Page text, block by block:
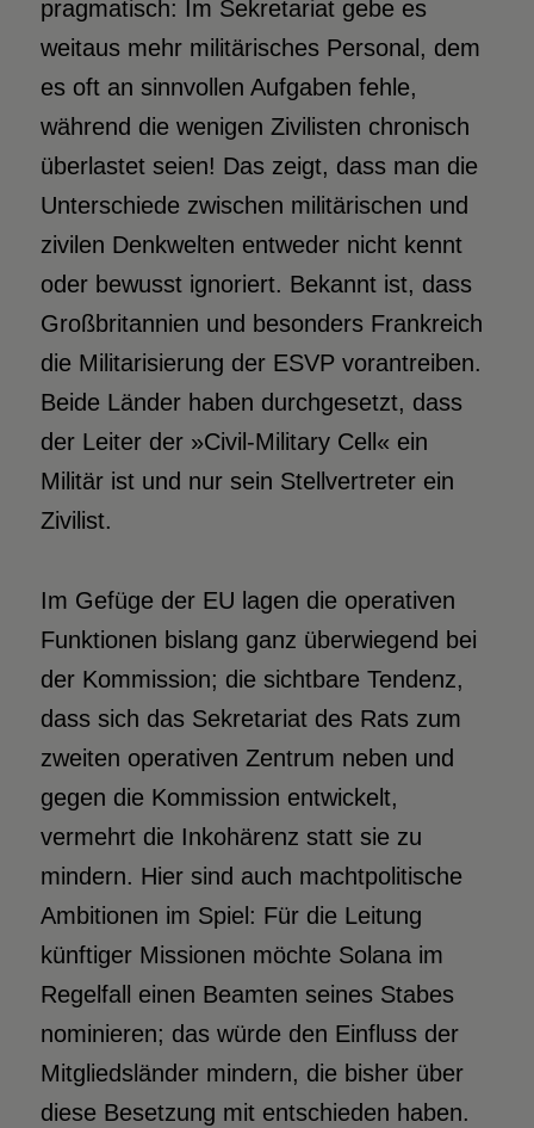
pragmatisch: Im Sekretariat gebe es
weitaus mehr militärisches Personal, dem
es oft an sinnvollen Aufgaben fehle,
während die wenigen Zivilisten chronisch
überlastet seien! Das zeigt, dass man die
Unterschiede zwischen militärischen und
zivilen Denkwelten entweder nicht kennt
oder bewusst ignoriert. Bekannt ist, dass
Großbritannien und besonders Frankreich
die Militarisierung der ESVP vorantreiben.
Beide Länder haben durchgesetzt, dass
der Leiter der »Civil-Military Cell« ein
Militär ist und nur sein Stellvertreter ein
Zivilist.
Im Gefüge der EU lagen die operativen
Funktionen bislang ganz überwiegend bei
der Kommission; die sichtbare Tendenz,
dass sich das Sekretariat des Rats zum
zweiten operativen Zentrum neben und
gegen die Kommission entwickelt,
vermehrt die Inkohärenz statt sie zu
mindern. Hier sind auch machtpolitische
Ambitionen im Spiel: Für die Leitung
künftiger Missionen möchte Solana im
Regelfall einen Beamten seines Stabes
nominieren; das würde den Einfluss der
Mitgliedsländer mindern, die bisher über
diese Besetzung mit entschieden haben.